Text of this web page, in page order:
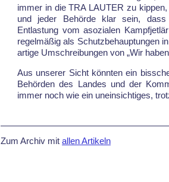
immer in die TRA LAUTER zu
und jeder Behörde klar sein, dass
Entlastung vom asozialen
regel­mäßig als Schutz­behaup­tungen
artige Um­schrei­bungen von „Wir
Aus unserer Sicht könnten ein
Behörden des Landes und der
immer noch wie ein unein­sichtiges,
Zum Archiv mit allen Artikeln